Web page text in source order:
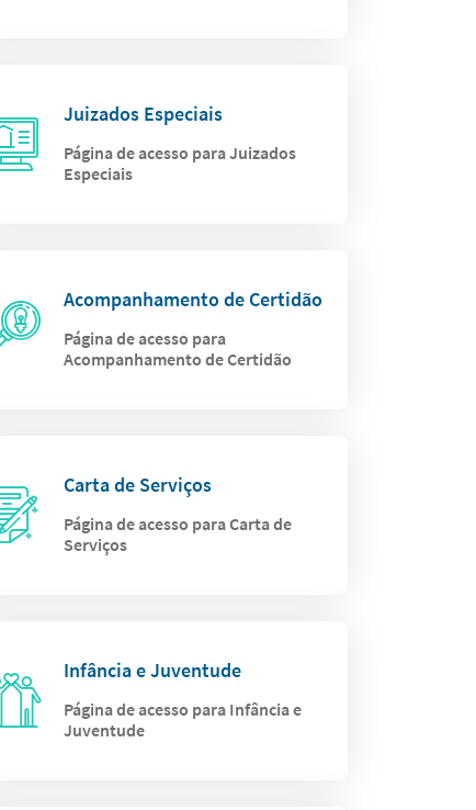
Juizados Especiais
Página de acesso para Juizados
Especiais
Acompanhamento de Certidão
Página de acesso para
Acompanhamento de Certidão
Carta de Serviços
Página de acesso para Carta de
Serviços
Infância e Juventude
Página de acesso para Infância e
Juventude